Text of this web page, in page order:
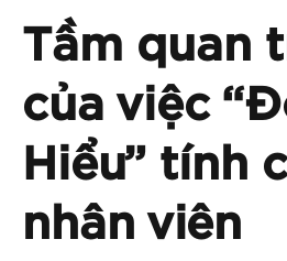
Tầm quan
của việc
Hiểu” tính
nhân viên